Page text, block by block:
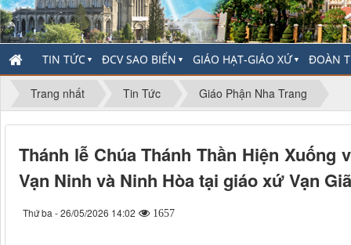
TIN TỨC ▼ ĐCV SAO BIỂN ▼ GIÁO HẠT-GIÁO XỨ▼ ĐOÀN
Trang nhất Tin Tức Giáo Phận Nha Trang
Thánh lễ Chúa Thánh Thần Hiện
Vạn Ninh và Ninh Hòa tại giáo xứ Vạn
Thứ ba - 26/05/2026 14:02 1657